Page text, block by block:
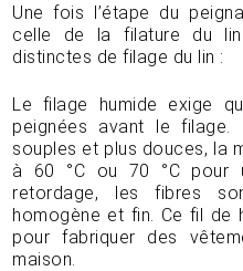
Une fois l’étape du
celle de la filature du
distinctes de filage du lin :
Le filage humide exige
peignées avant le
souples et plus douces, la
à 60 °C ou 70 °C pour
retordage, les fibres
homogène et fin. Ce fil de
pour fabriquer des
maison.